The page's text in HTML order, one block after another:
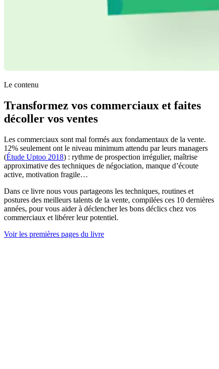
Le contenu
Transformez vos commerciaux et faites
décoller vos ventes
Les commerciaux sont mal formés aux fondamentaux de la vente.
12% seulement ont le niveau minimum attendu par leurs managers
(Étude Uptoo 2018) : rythme de prospection irrégulier, maîtrise
approximative des techniques de négociation, manque d’écoute
active, motivation fragile…
Dans ce livre nous vous partageons les techniques, routines et
postures des meilleurs talents de la vente, compilées ces 10 dernières
années, pour vous aider à déclencher les bons déclics chez vos
commerciaux et libérer leur potentiel.
Voir les premières pages du livre